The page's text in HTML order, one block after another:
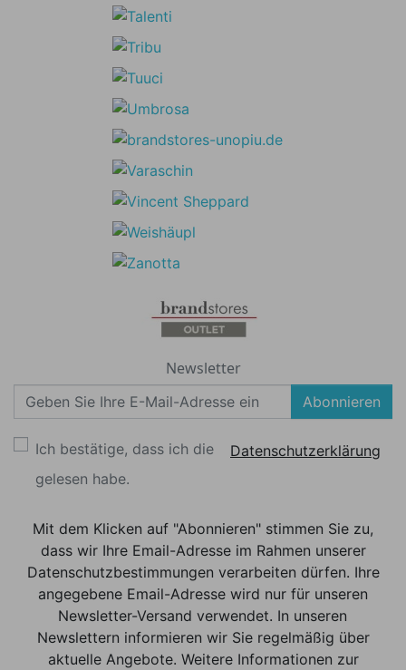
Newsletter
Abonnieren
Ich bestätige, dass ich die
Datenschutzerklärung
gelesen habe.
Mit dem Klicken auf "Abonnieren" stimmen Sie zu,
dass wir Ihre Email-Adresse im Rahmen unserer
Datenschutzbestimmungen verarbeiten dürfen. Ihre
angegebene Email-Adresse wird nur für unseren
Newsletter-Versand verwendet. In unseren
Newslettern informieren wir Sie regelmäßig über
aktuelle Angebote. Weitere Informationen zur